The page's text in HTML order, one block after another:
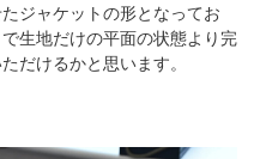
ジャケットの形となってお
生地だけの平面の状態より完
だけるかと思います。